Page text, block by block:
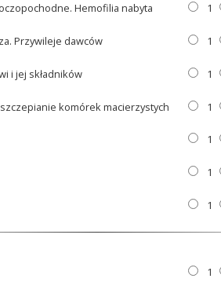
Hemofilia nabyta 1
Przywileje dawców 1
i jej składników 1
komórek macierzystych 1
1
1
1
1